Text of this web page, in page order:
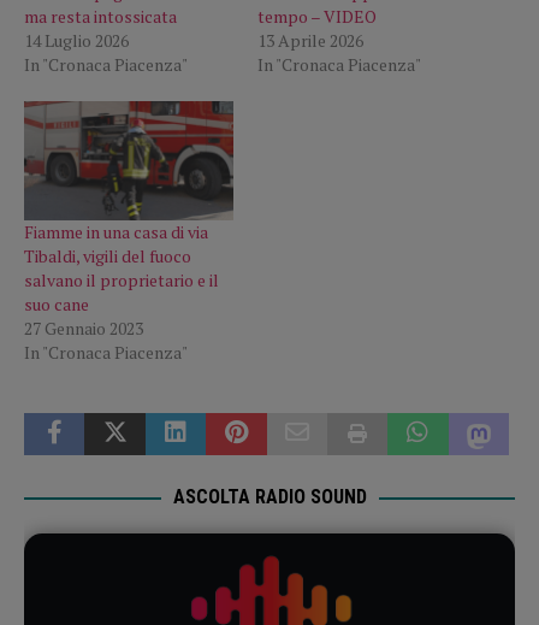
ma resta intossicata
14 Luglio 2026
In "Cronaca Piacenza"
tempo – VIDEO
13 Aprile 2026
In "Cronaca Piacenza"
Fiamme in una casa di via
Tibaldi, vigili del fuoco
salvano il proprietario e il
suo cane
27 Gennaio 2023
In "Cronaca Piacenza"
ASCOLTA RADIO SOUND